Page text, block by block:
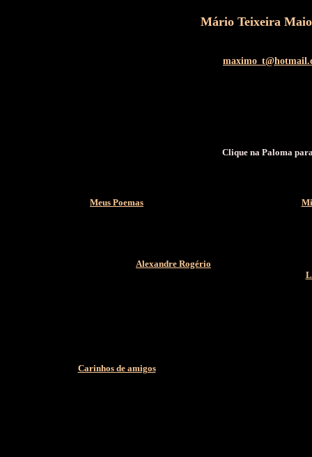
Mário Teixeira
Clique na Paloma
Meus Poemas
Alexandre Rogério
Carinhos de amigos